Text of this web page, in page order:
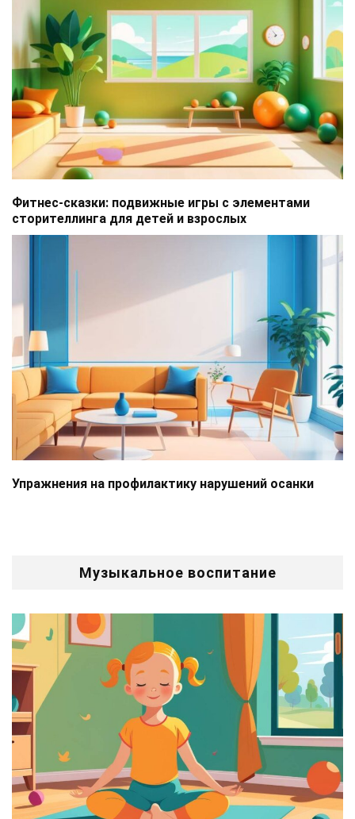
Фитнес-сказки: подвижные игры с элементами
сторителлинга для детей и взрослых
Упражнения на профилактику нарушений осанки
Музыкальное воспитание